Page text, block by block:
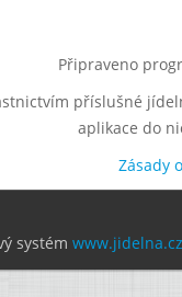
Připraveno
příslušné
aplikace do
Zásady
systém www.jidelna.cz